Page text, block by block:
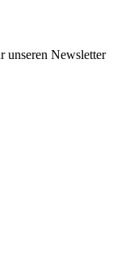
unseren Newsletter